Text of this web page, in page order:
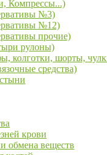
Компрессы...)
№3)
№12)
прочие)
рулоны)
колготки, шорты,
средства)
крови
обмена веществ